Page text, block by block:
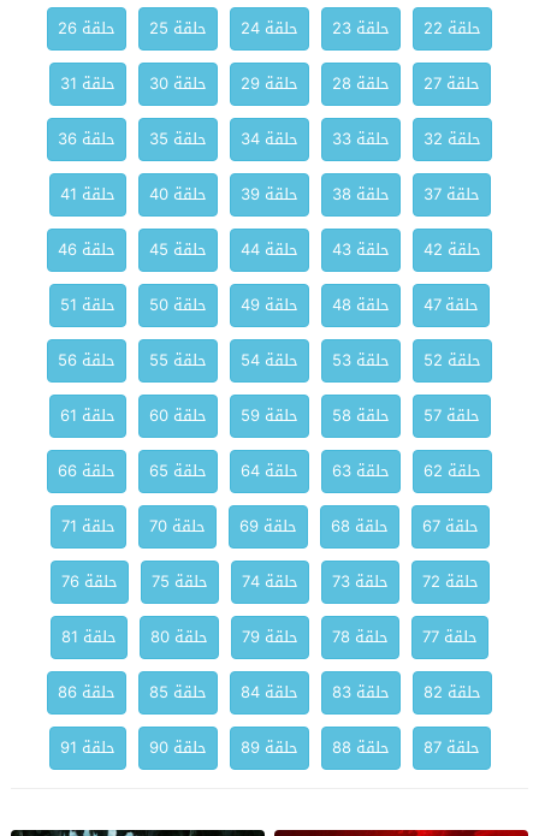
حلقة 22
حلقة 23 حلقة 24 حلقة 25
حلقة 26
حلقة 27
حلقة 28 حلقة 29 حلقة 30
حلقة 31
حلقة 32
حلقة 33 حلقة 34 حلقة 35
حلقة 36
حلقة 37
حلقة 38 حلقة 39 حلقة 40
حلقة 41
حلقة 42
حلقة 43 حلقة 44 حلقة 45
حلقة 46
حلقة 47
حلقة 48 حلقة 49 حلقة 50
حلقة 51
حلقة 52
حلقة 53 حلقة 54 حلقة 55
حلقة 56
حلقة 57
حلقة 58 حلقة 59 حلقة 60
حلقة 61
حلقة 62
حلقة 63 حلقة 64 حلقة 65
حلقة 66
حلقة 67
حلقة 68 حلقة 69 حلقة 70
حلقة 71
حلقة 72
حلقة 73 حلقة 74 حلقة 75
حلقة 76
حلقة 77
حلقة 78 حلقة 79 حلقة 80
حلقة 81
حلقة 82
حلقة 83 حلقة 84 حلقة 85
حلقة 86
حلقة 87
حلقة 88 حلقة 89 حلقة 90 حلقة 91